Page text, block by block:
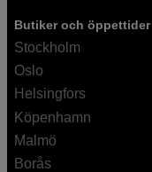
Butiker och öppettider
Stockholm
Oslo
Helsingfors
Köpenhamn
Malmö
Borås